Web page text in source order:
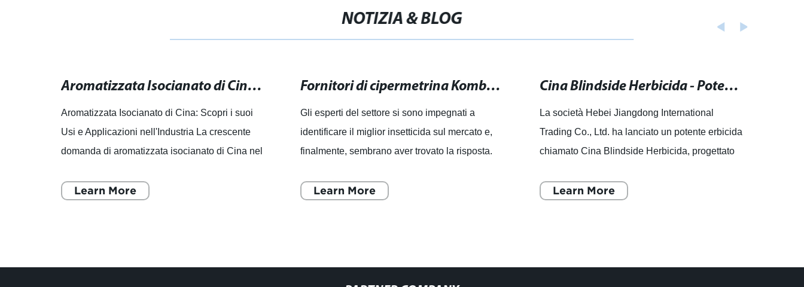
NOTIZIA & BLOG
Aromatizzata Isocianato di Cina: Scopri i suoi Usi e Applicazioni nell'Industria
Aromatizzata Isocianato di Cina: Scopri i suoi
Usi e Applicazioni nell'Industria La crescente
domanda di aromatizzata isocianato di Cina nel
cercare forn
Learn More
Fornitori di cipermetrina Kombat: Scopri dove acquistare il miglior insetticida sul mercato.
Gli esperti del settore si sono impegnati a
identificare il miglior insetticida sul mercato e,
finalmente, sembrano aver trovato la risposta.
l'igiene e la nec
Learn More
Cina Blindside Herbicida - Potente erbicida per il controllo delle infestanti.
La società Hebei Jiangdong International
Trading Co., Ltd. ha lanciato un potente erbicida
chiamato Cina Blindside Herbicida, progettato
impegna a forn
Learn More